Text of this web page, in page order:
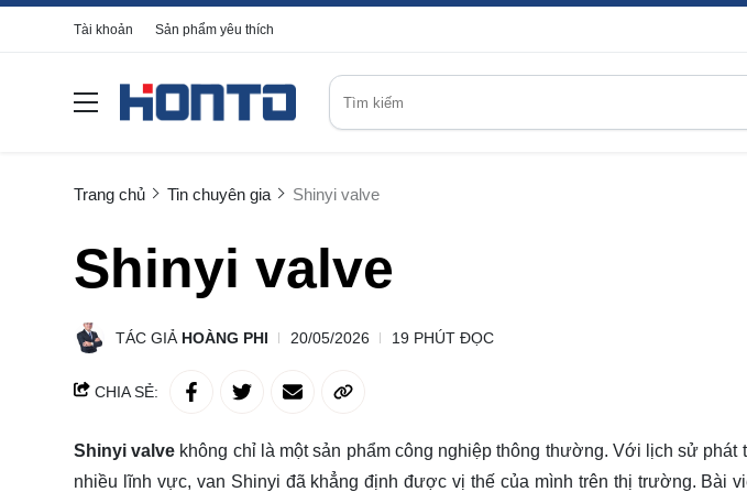
Tài khoản Sản phẩm yêu thích
Trang chủ Tin chuyên gia Shinyi valve
Shinyi valve
TÁC GIẢ HOÀNG PHI 20/05/2026 19 PHÚT ĐỌC
CHIA SẺ:
Shinyi valve không chỉ là một sản phẩm công nghiệp thông thường. Với lịch sử
nhiều lĩnh vực, van Shinyi đã khẳng định được vị thế của mình trên thị trường. Bài